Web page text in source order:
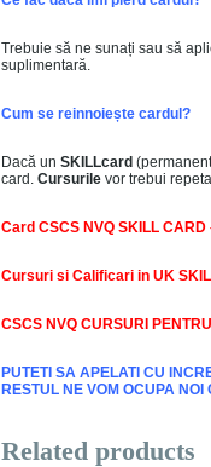
Trebuie să ne sunați sau să
suplimentară.
Cum se reinnoiește cardul?
Dacă un SKILLcard
card. Cursurile vor trebui
Card CSCS NVQ SKILL
Cursuri si Calificari in UK
CSCS NVQ CURSURI
PUTETI SA APELATI CU
RESTUL NE VOM OCUPA
Related products